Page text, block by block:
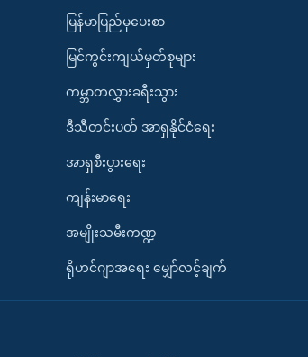
မြန်မာပြည်မှပေးစာ
မြင်ကွင်းကျယ်မှတ်စုများ
ကမ္ဘာတလွှားခရီးသွား
ဒီသီတင်းပတ် အာရှနိုင်ငံရေး
အာရှစီးပွားရေး
ကျန်းမာရေး
အမျိုးသမီးကဏ္ဍ
ရိုဟင်ဂျာအရေး မျှော်လင့်ချက်